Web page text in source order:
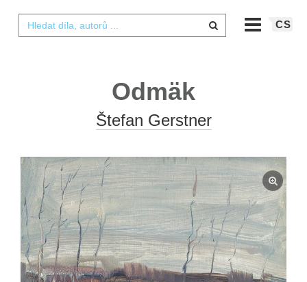
CS
Odmäk
Štefan Gerstner